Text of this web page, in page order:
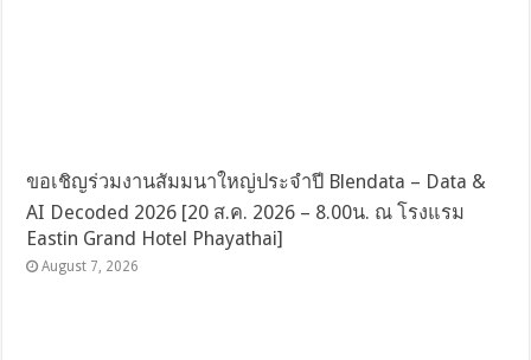
ขอเชิญร่วมงานสัมมนาใหญ่ประจำปี Blendata – Data &
AI Decoded 2026 [20 ส.ค. 2026 – 8.00น. ณ โรงแรม
Eastin Grand Hotel Phayathai]
August 7, 2026